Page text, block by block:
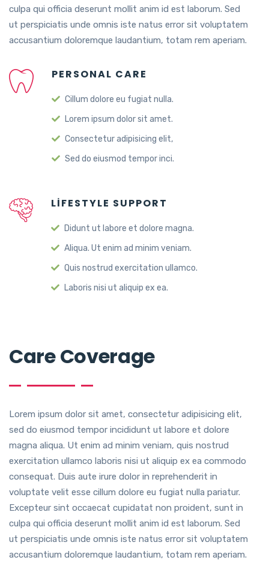
culpa qui officia deserunt mollit anim id est laborum. Sed
ut perspiciatis unde omnis iste natus error sit voluptatem
accusantium doloremque laudantium, totam rem aperiam.
PERSONAL CARE
Cillum dolore eu fugiat nulla.
Lorem ipsum dolor sit amet.
Consectetur adipisicing elit,
Sed do eiusmod tempor inci.
LIFESTYLE SUPPORT
Didunt ut labore et dolore magna.
Aliqua. Ut enim ad minim veniam.
Quis nostrud exercitation ullamco.
Laboris nisi ut aliquip ex ea.
Care Coverage
Lorem ipsum dolor sit amet, consectetur adipisicing elit,
sed do eiusmod tempor incididunt ut labore et dolore
magna aliqua. Ut enim ad minim veniam, quis nostrud
exercitation ullamco laboris nisi ut aliquip ex ea commodo
consequat. Duis aute irure dolor in reprehenderit in
voluptate velit esse cillum dolore eu fugiat nulla pariatur.
Excepteur sint occaecat cupidatat non proident, sunt in
culpa qui officia deserunt mollit anim id est laborum. Sed
ut perspiciatis unde omnis iste natus error sit voluptatem
accusantium doloremque laudantium, totam rem aperiam.